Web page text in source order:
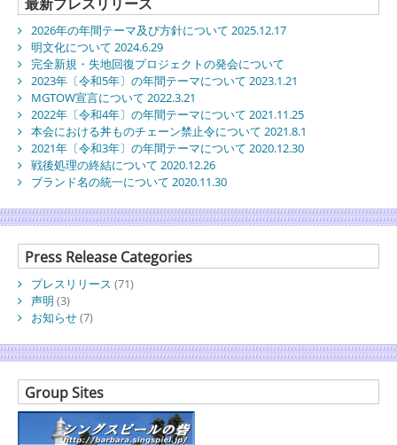
2026年の年間テーマ及び方針について 2025.12.17
明文化について 2024.6.29
完全新規・失地回復プロジェクトの発会について
2023年〔令和5年〕の年間テーマについて 2023.1.21
MGTOW宣言について 2022.3.21
2022年〔令和4年〕の年間テーマについて 2021.11.25
本会における丼ものチェーン禁止令について 2021.8.1
2021年〔令和3年〕の年間テーマについて 2020.12.30
戦後処理の終結について 2020.12.26
ブランド名の統一について 2020.11.30
Press Release Categories
プレスリリース (71)
声明 (3)
お知らせ(7)
Group Sites